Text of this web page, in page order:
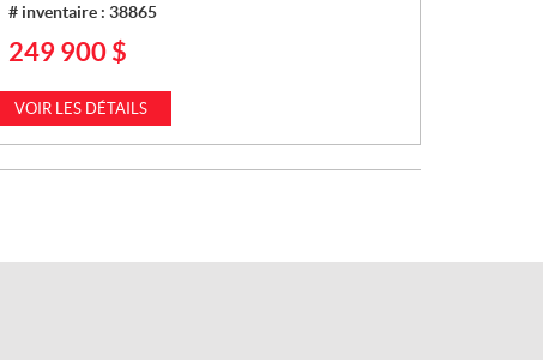
# inventaire : 38865
P
X
249 900 $
VOIR LES DÉTAILS